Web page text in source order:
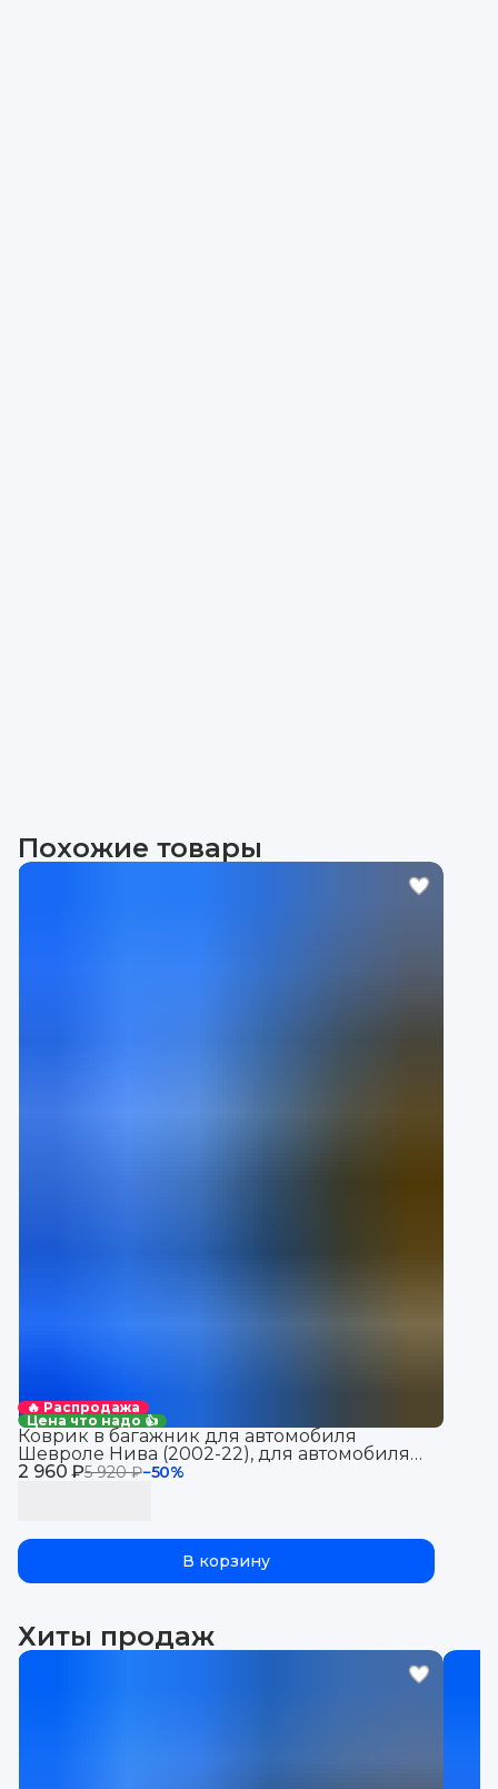
Похожие товары
🔥 Распродажа
Цена что надо 👍
2 960 ₽5 920 ₽−50%
Коврик в багажник для автомобиля
Шевроле Нива (2002-22), для автомобиля
Chevrolet Niva
В корзину
Хиты продаж